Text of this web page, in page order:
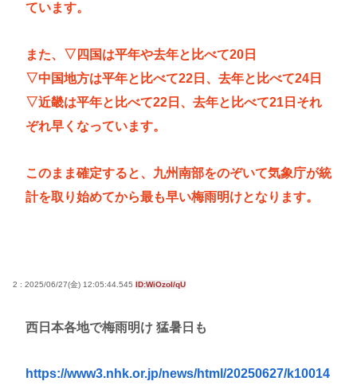
ポケカ資産が100万円超えた男の子www
まれるの？
中国のメスガキ、民度が終わりすぎてる
Powered by livedoor 相互RSS
ています。
また、▽四国は平年や去年と比べて20日
▽中国地方は平年と比べて22日、去年と比べて24日
▽近畿は平年と比べて22日、去年と比べて21日それ
ぞれ早くなっています。
このまま確定すると、九州南部をのぞいて気象庁が統
計を取り始めてから最も早い梅雨明けとなります。
2 : 2025/06/27(金) 12:05:44.545 ID:WiOzoI/qU
西日本各地で梅雨明け 猛暑日も
https://www3.nhk.or.jp/news/html/20250627/k10014